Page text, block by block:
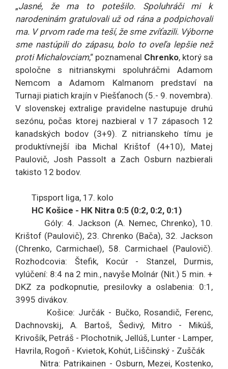
„Jasné, že ma to potešilo. Spoluhráči mi k
narodeninám gratulovali už od rána a podpichovali
ma. V prvom rade ma teší, že sme zvíťazili. Výborne
sme nastúpili do zápasu, bolo to oveľa lepšie než
proti Michalovciam,“ poznamenal Chrenko, ktorý sa
spoločne s nitrianskymi spoluhráčmi Adamom
Nemcom a Adamom Kalmanom predstaví na
Turnaji piatich krajín v Piešťanoch (5.- 9. novembra).
V slovenskej extralige pravidelne nastupuje druhú
sezónu, počas ktorej nazbieral v 17 zápasoch 12
kanadských bodov (3+9). Z nitrianskeho tímu je
produktívnejší iba Michal Krištof (4+10), Matej
Paulovič, Josh Passolt a Zach Osburn nazbierali
takisto 12 bodov.
Tipsport liga, 17. kolo
HC Košice - HK Nitra 0:5 (0:2, 0:2, 0:1)
Góly: 4. Jackson (A. Nemec, Chrenko), 10.
Krištof (Paulovič), 23. Chrenko (Bača), 32. Jackson
(Chrenko, Carmichael), 58. Carmichael (Paulovič).
Rozhodcovia: Štefik, Kocúr - Stanzel, Durmis,
vylúčení: 8:4 na 2 min., navyše Molnár (Nit.) 5 min. +
DKZ za podkopnutie, presilovky a oslabenia: 0:1,
3995 divákov.
Košice: Jurčák - Bučko, Rosandič, Ferenc,
Dachnovskij, A. Bartoš, Šedivý, Mitro - Mikúš,
Krivošík, Petráš - Plochotnik, Jellúš, Lunter - Lamper,
Havrila, Rogoň - Kvietok, Kohút, Liščinský - Zuščák
Nitra: Patrikainen - Osburn, Mezei, Kostenko,